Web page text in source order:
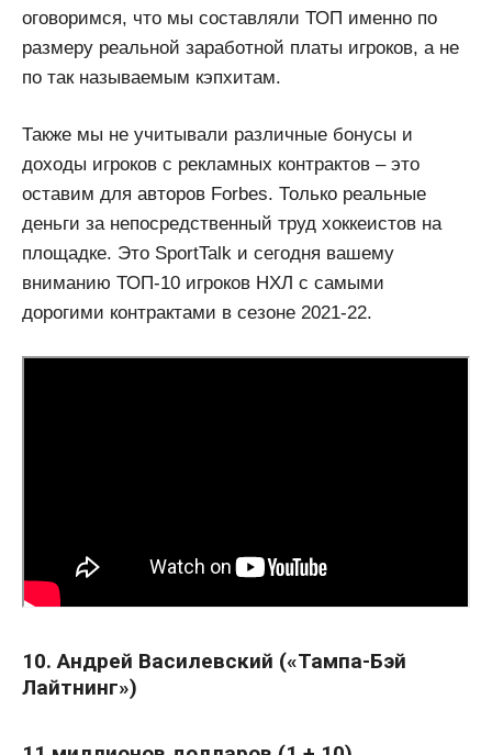
оговоримся, что мы составляли ТОП именно по
размеру реальной заработной платы игроков, а не
по так называемым кэпхитам.
Также мы не учитывали различные бонусы и
доходы игроков с рекламных контрактов – это
оставим для авторов Forbes. Только реальные
деньги за непосредственный труд хоккеистов на
площадке. Это SportTalk и сегодня вашему
вниманию ТОП-10 игроков НХЛ с самыми
дорогими контрактами в сезоне 2021-22.
10. Андрей Василевский («Тампа-Бэй
Лайтнинг»)